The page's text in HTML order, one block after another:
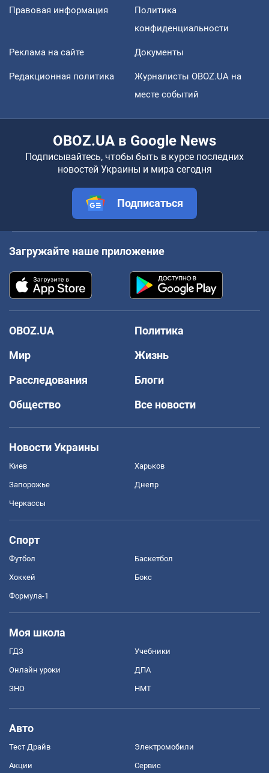
Правовая информация
Политика
конфиденциальности
Реклама на сайте Документы
Редакционная политика
Журналисты OBOZ.UA на
месте событий
OBOZ.UA в Google News
Подписывайтесь, чтобы быть в курсе последних
новостей Украины и мира сегодня
Подписаться
Загружайте наше приложение
OBOZ.UA
Политика
Мир
Жизнь
Расследования
Блоги
Общество
Все новости
Новости Украины
Киев Харьков
Запорожье Днепр
Черкассы
Спорт
Футбол Баскетбол
Хоккей Бокс
Формула-1
Моя школа
ГДЗ Учебники
Онлайн уроки ДПА
ЗНО НМТ
Авто
Тест Драйв Электромобили
Акции Сервис